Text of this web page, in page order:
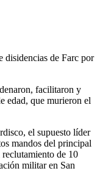
facilitaron y
edad, que murieron el
el supuesto líder
mandos del principal
de 10
militar en San